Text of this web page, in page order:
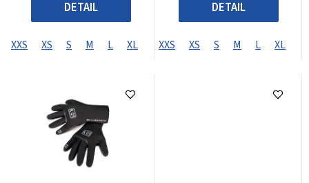
DETAIL
XXS XS S M L XL
DETAIL
XXS XS S M L XL